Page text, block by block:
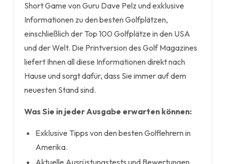
Short Game von Guru Dave Pelz und exklusive
Informationen zu den besten Golfplätzen,
einschließlich der Top 100 Golfplätze in den USA
und der Welt. Die Printversion des Golf Magazines
liefert Ihnen all diese Informationen direkt nach
Hause und sorgt dafür, dass Sie immer auf dem
neuesten Stand sind.
Was Sie in jeder Ausgabe erwarten können:
Exklusive Tipps von den besten Golflehrern in
Amerika.
Aktuelle Ausrüstungstests und Bewertungen.